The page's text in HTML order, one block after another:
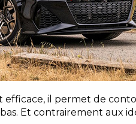
il permet de
Et contrairement aux